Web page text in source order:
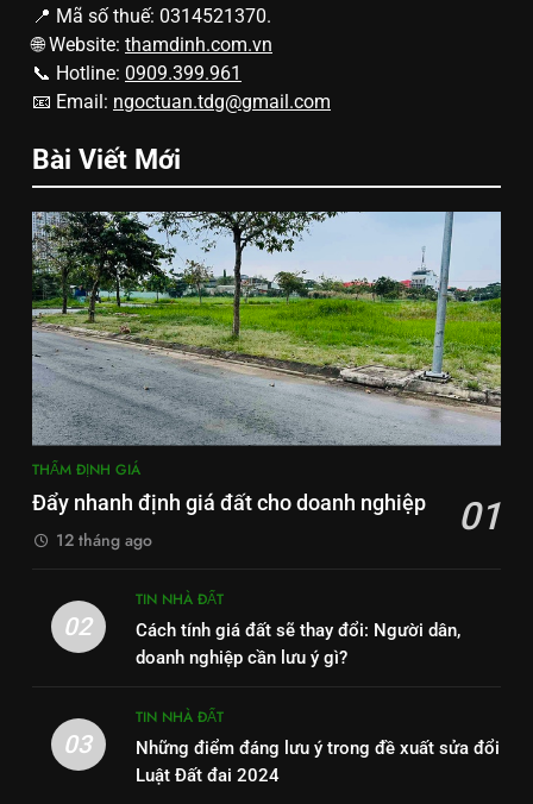
📍 Mã số thuế: 0314521370.
🌐 Website: thamdinh.com.vn
📞 Hotline: 0909.399.961
📧 Email: ngoctuan.tdg@gmail.com
Bài Viết Mới
THẨM ĐỊNH GIÁ
Đẩy nhanh định giá đất cho doanh nghiệp 01
12 tháng ago
02
TIN NHÀ ĐẤT
Cách tính giá đất sẽ thay đổi: Người dân,
doanh nghiệp cần lưu ý gì?
03
TIN NHÀ ĐẤT
Những điểm đáng lưu ý trong đề xuất sửa đổi
Luật Đất đai 2024